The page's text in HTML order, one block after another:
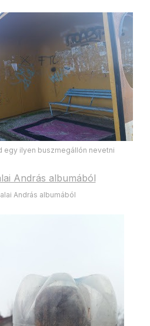
egy ilyen buszmegállón nevetni
András albumából